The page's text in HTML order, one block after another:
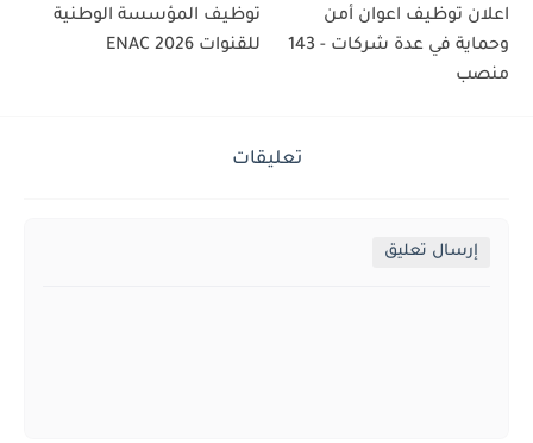
اعلان توظيف اعوان أمن
وحماية في عدة شركات - 143
منصب
توظيف المؤسسة الوطنية
للقنوات ENAC 2026
تعليقات
إرسال تعليق